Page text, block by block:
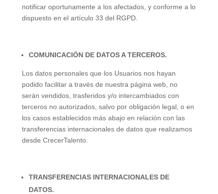
notificar oportunamente a los afectados, y conforme a lo
dispuesto en el artículo 33 del RGPD.
COMUNICACIÓN DE DATOS A TERCEROS.
Los datos personales que los Usuarios nos hayan
podido facilitar a través de nuestra página web, no
serán vendidos, trasferidos y/o intercambiados con
terceros no autorizados, salvo por obligación legal, o en
los casos establecidos más abajo en relación con las
transferencias internacionales de datos que realizamos
desde CrecerTalento.
TRANSFERENCIAS INTERNACIONALES DE
DATOS.